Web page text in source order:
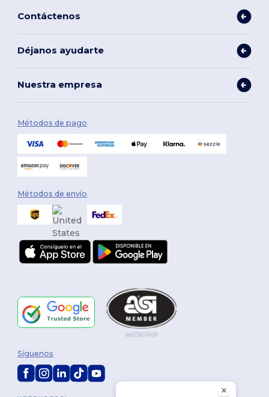
Contáctenos
Déjanos ayudarte
Nuestra empresa
Métodos de pago
Métodos de envío
Síguenos